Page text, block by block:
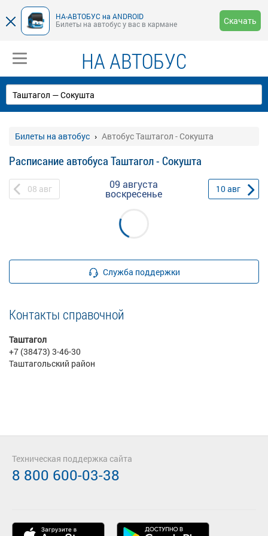
НА-АВТОБУС на ANDROID
Билеты на автобус у вас в кармане
Скачать
НА АВТОБУС
Билеты на автобус Автобус Таштагол - Сокушта
Расписание автобуса Таштагол - Сокушта
08 авг 09 августа
воскресенье 10авг
Служба поддержки
Контакты справочной
Таштагол
+7 (38473) 3-46-30
Таштагольский район
Техническая поддержка сайта
8 800 600-03-38